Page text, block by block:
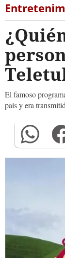
El famoso
país y era